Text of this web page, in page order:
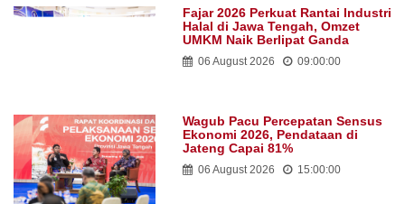
Fajar 2026 Perkuat Rantai Industri
Halal di Jawa Tengah, Omzet
UMKM Naik Berlipat Ganda
06 August 2026 09:00:00
Wagub Pacu Percepatan Sensus
Ekonomi 2026, Pendataan di
Jateng Capai 81%
06 August 2026 15:00:00